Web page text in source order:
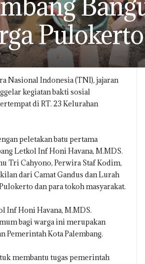
Pulokerto
Nasional Indonesia (TNI), jajaran
kegiatan bakti sosial
di RT. 23 Kelurahan
peletakan batu pertama
Letkol Inf Honi Havana, M.MDS.
Tri Cahyono, Perwira Staf Kodim,
dari Camat Gandus dan Lurah
dan para tokoh masyarakat.
Inf Honi Havana, M.MDS.
bagi warga ini merupakan
Pemerintah Kota Palembang.
membantu tugas pemerintah